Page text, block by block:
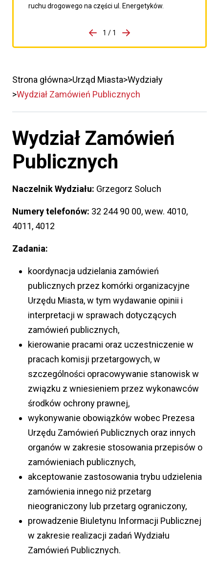
ruchu drogowego na części ul. Energetyków.
porzpedniego komunikatu
1 / 1
Przejdź do następnego
Strona główna Urząd Miasta Wydziały
Wydział Zamówień Publicznych
Wydział Zamówień
Publicznych
Naczelnik Wydziału: Grzegorz Soluch
Numery telefonów: 32 244 90 00, wew. 4010,
4011, 4012
Zadania:
koordynacja udzielania zamówień
publicznych przez komórki organizacyjne
Urzędu Miasta, w tym wydawanie opinii i
interpretacji w sprawach dotyczących
zamówień publicznych,
kierowanie pracami oraz uczestniczenie w
pracach komisji przetargowych, w
szczególności opracowywanie stanowisk w
związku z wniesieniem przez wykonawców
środków ochrony prawnej,
wykonywanie obowiązków wobec Prezesa
Urzędu Zamówień Publicznych oraz innych
organów w zakresie stosowania przepisów o
zamówieniach publicznych,
akceptowanie zastosowania trybu udzielenia
zamówienia innego niż przetarg
nieograniczony lub przetarg ograniczony,
prowadzenie Biuletynu Informacji Publicznej
w zakresie realizacji zadań Wydziału
Zamówień Publicznych.